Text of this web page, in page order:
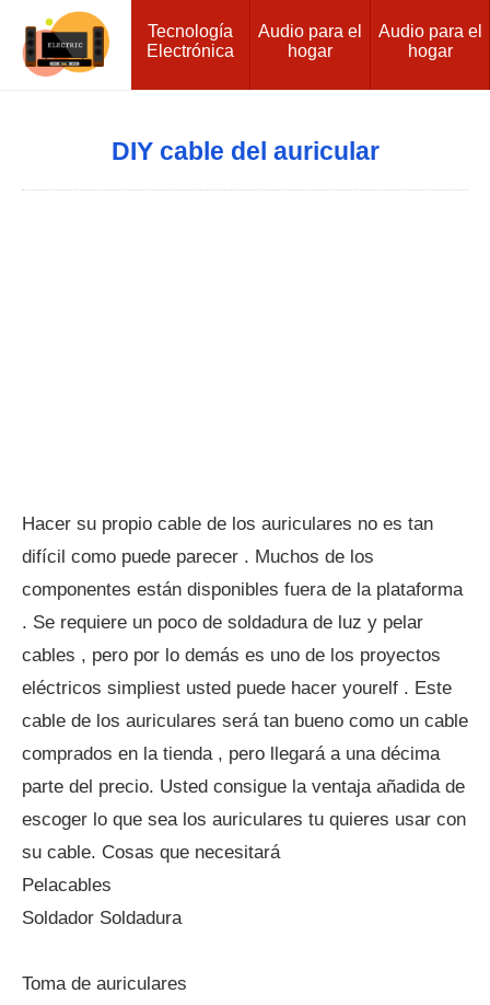
Tecnología
Electrónica
Audio para el
hogar
Audio para el
hogar
DIY cable del auricular
Hacer su propio cable de los auriculares no es tan
difícil como puede parecer . Muchos de los
componentes están disponibles fuera de la plataforma
. Se requiere un poco de soldadura de luz y pelar
cables , pero por lo demás es uno de los proyectos
eléctricos simpliest usted puede hacer yourelf . Este
cable de los auriculares será tan bueno como un cable
comprados en la tienda , pero llegará a una décima
parte del precio. Usted consigue la ventaja añadida de
escoger lo que sea los auriculares tu quieres usar con
su cable. Cosas que necesitará
Pelacables
Soldador Soldadura
Toma de auriculares